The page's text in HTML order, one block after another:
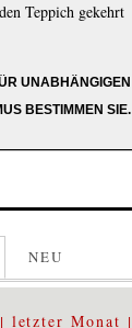
Teppich gekehrt
UNABHÄNGIGEN
BESTIMMEN SIE.
NEU
letzter Monat